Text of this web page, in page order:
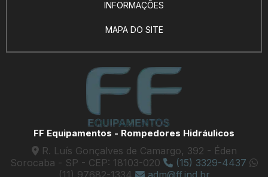
INFORMAÇÕES
MAPA DO SITE
FF Equipamentos - Rompedores Hidráulicos
R. Luís Gonçalves de Camargo, 392 - Éden
Sorocaba - SP - CEP: 18103-020
(15) 3329-4437